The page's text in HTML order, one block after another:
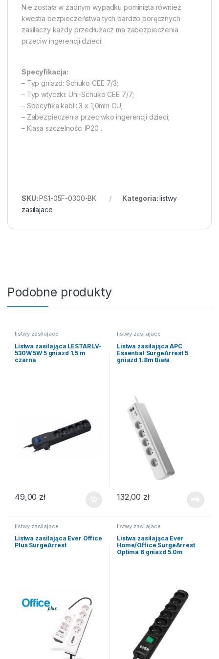
Nie została w żadnym wypadku pominięta również
kwestia bezpieczeństwa tych bardzo poręcznych
zasilaczy każdy przedłużacz ma zabezpieczenia
przeciw ingerencji dzieci.
Specyfikacja:
– Typ gniazd: Schuko CEE 7/3;
– Typ wtyczki: Uni-Schuko CEE 7/7;
– Specyfika kabli: 3 x 1,0mm CU;
– Zabezpieczenia przeciwko ingerencji dzieci;
– Klasa szczelności IP20 .
SKU:PS1-05F-0300-BK Kategoria:listwy
zasilajace
Podobne produkty
listwy zasilajace
Listwa zasilająca LESTAR LV-
530W 5W 5 gniazd 1.5 m
czarna
49,00 zł
listwy zasilajace
Listwa zasilająca APC
Essential SurgeArrest 5
gniazd 1.8m Biała
132,00 zł
listwy zasilajace
Listwa zasilająca Ever Office
Plus SurgeArrest
listwy zasilajace
Listwa zasilająca Ever
Home/Office SurgeArrest
Optima 6 gniazd 5.0m